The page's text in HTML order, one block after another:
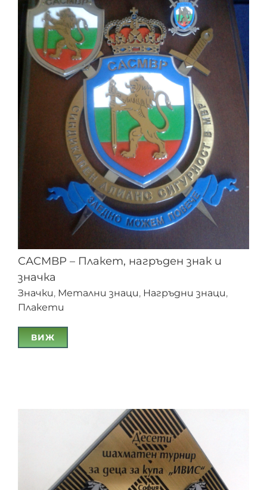
САСМВР – Плакет, нагръден знак и
значка
Значки, Метални знаци, Нагръдни знаци,
Плакети
ВИЖ